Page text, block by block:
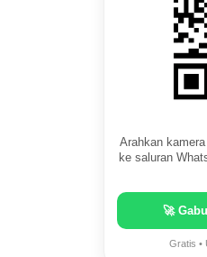
Arahkan
ke saluran
🚀
Gratis •